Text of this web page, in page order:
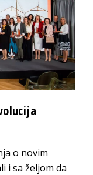
o novim
i sa željom da